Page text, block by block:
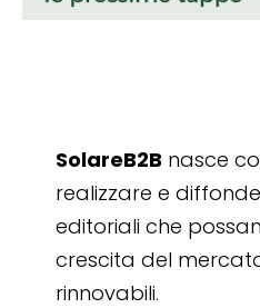
SolareB2B nasce
realizzare e
editoriali che
crescita del
rinnovabili.